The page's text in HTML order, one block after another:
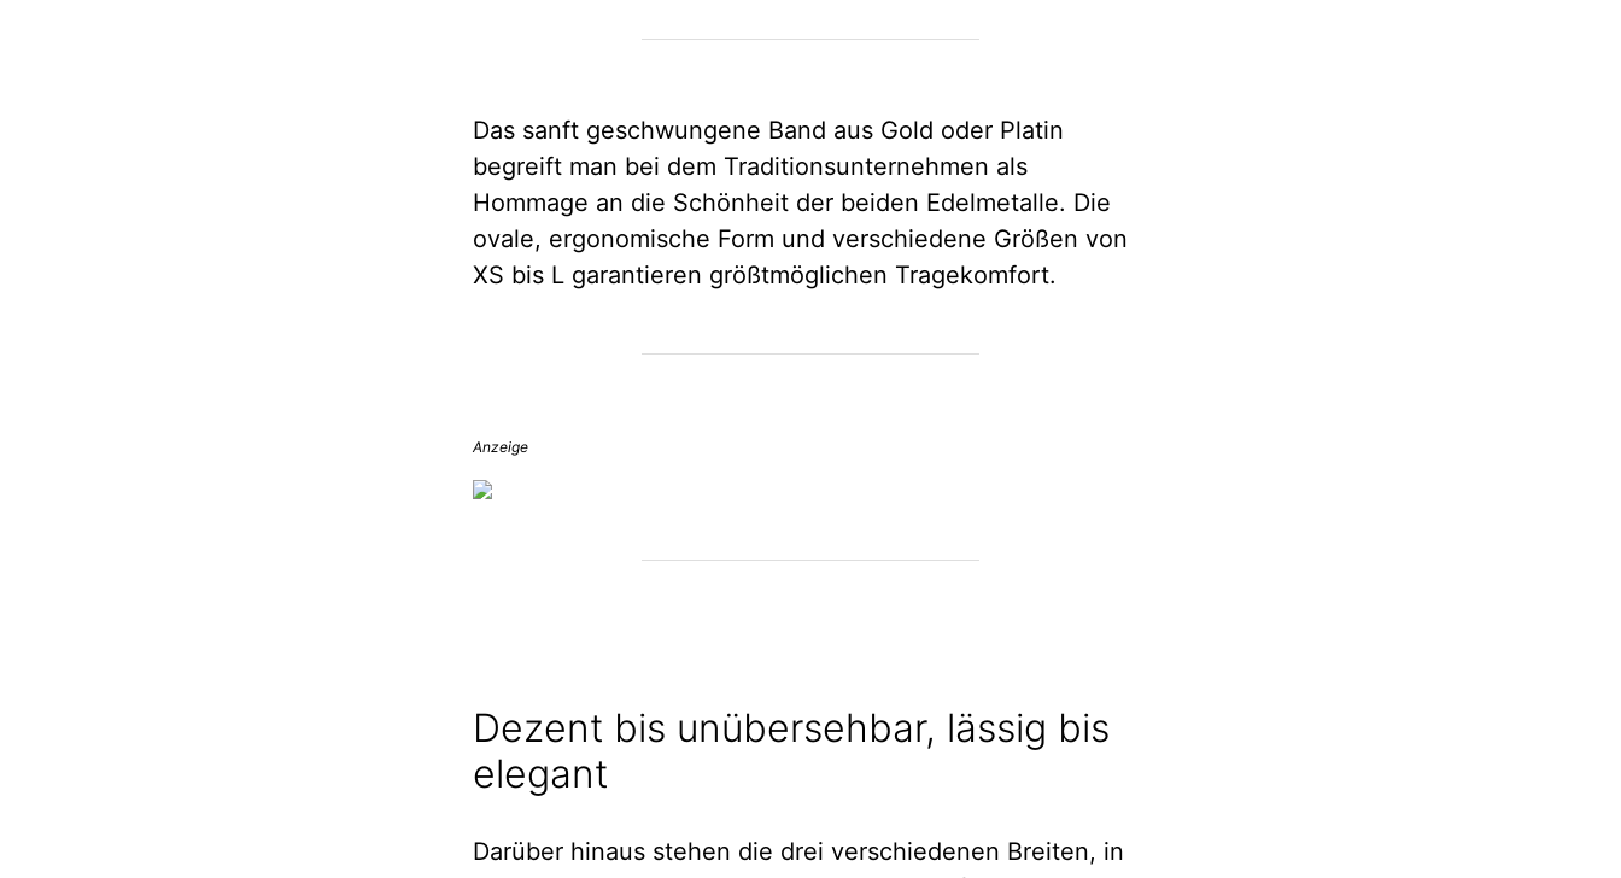
Das sanft geschwungene Band aus Gold oder Platin
begreift man bei dem Traditionsunternehmen als
Hommage an die Schönheit der beiden Edelmetalle. Die
ovale, ergonomische Form und verschiedene Größen von
XS bis L garantieren größtmöglichen Tragekomfort.
Anzeige
Dezent bis unübersehbar, lässig bis
elegant
Darüber hinaus stehen die drei verschiedenen Breiten, in